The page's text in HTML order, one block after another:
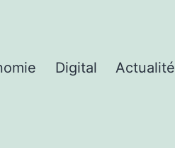
Digital Actualité